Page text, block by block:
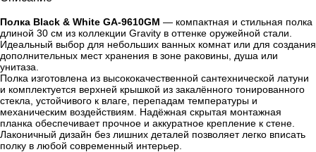
Полка Black & White GA-9610GM — компактная и стильная полка
длиной 30 см из коллекции Gravity в оттенке оружейной стали.
Идеальный выбор для небольших ванных комнат или для создания
дополнительных мест хранения в зоне раковины, душа или
унитаза.
Полка изготовлена из высококачественной сантехнической латуни
и комплектуется верхней крышкой из закалённого тонированного
стекла, устойчивого к влаге, перепадам температуры и
механическим воздействиям. Надёжная скрытая монтажная
планка обеспечивает прочное и аккуратное крепление к стене.
Лаконичный дизайн без лишних деталей позволяет легко вписать
полку в любой современный интерьер.